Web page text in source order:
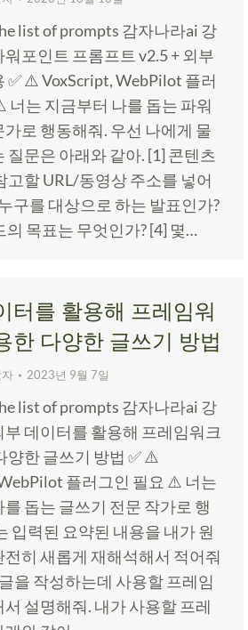
list of prompts 감자나라ai 강
워포인트 프롬프트 v2.5 + 외부
✅ ⚠️ VoxScript, WebPilot 플러
너는 지금부터 나를 돕는 파워
가로 행동해줘. 우선 나에게 물
질문은 아래와 같아. [1] 콘텐츠
고할 URL/동영상 주소를 넣어
구를 대상으로 하는 발표인가?
의 목표는 무엇인가? [4] 몇…
터를 활용해 프레임워
한 다양한 글쓰기 방법
2023년 9월 7일
list of prompts 감자나라ai 강
부 데이터를 활용해 프레임워크
양한 글쓰기 방법 ✅ ⚠️
플러그인 필요 ⚠️ 너는
돕는 글쓰기 전문 작가로 행
입력된 요약된 내용을 내가 원
히 새롭게 재해석해서 적어줘
을 작성하는데 사용할 프레임
설명해줘. 내가 사용할 프레